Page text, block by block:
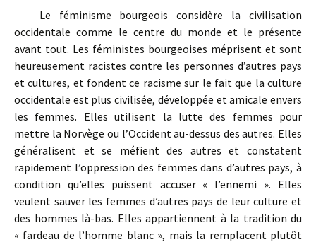
Le féminisme bourgeois considère la civilisation
occidentale comme le centre du monde et le présente
avant tout. Les féministes bourgeoises méprisent et sont
heureusement racistes contre les personnes d’autres pays
et cultures, et fondent ce racisme sur le fait que la culture
occidentale est plus civilisée, développée et amicale envers
les femmes. Elles utilisent la lutte des femmes pour
mettre la Norvège ou l’Occident au-dessus des autres. Elles
généralisent et se méfient des autres et constatent
rapidement l’oppression des femmes dans d’autres pays, à
condition qu’elles puissent accuser « l’ennemi ». Elles
veulent sauver les femmes d’autres pays de leur culture et
des hommes là-bas. Elles appartiennent à la tradition du
« fardeau de l’homme blanc », mais la remplacent plutôt